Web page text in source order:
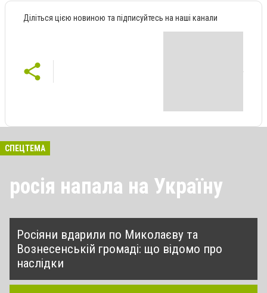
Діліться цією новиною та підписуйтесь на наші канали
СПЕЦТЕМА
росія напала на Україну
Росіяни вдарили по Миколаєву та
Вознесенській громаді: що відомо про
наслідки